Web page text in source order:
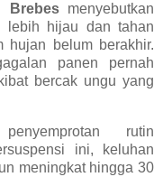
Brebesmenyebutkan
lebih hijau dan tahan
hujan belum berakhir.
panen pernah
bercak ungu yang
rutin
ini, keluhan
meningkat hingga 30